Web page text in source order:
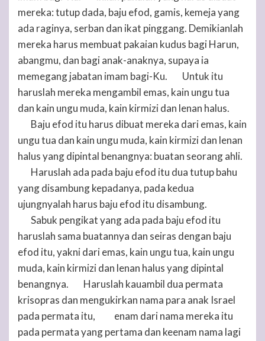
mereka: tutup dada, baju efod, gamis, kemeja yang
ada raginya, serban dan ikat pinggang. Demikianlah
mereka harus membuat pakaian kudus bagi Harun,
abangmu, dan bagi anak-anaknya, supaya ia
memegang jabatan imam bagi-Ku.
Untuk itu
haruslah mereka mengambil emas, kain ungu tua
dan kain ungu muda, kain kirmizi dan lenan halus.
Baju efod itu harus dibuat mereka dari emas, kain
ungu tua dan kain ungu muda, kain kirmizi dan lenan
halus yang dipintal benangnya: buatan seorang ahli.
Haruslah ada pada baju efod itu dua tutup bahu
yang disambung kepadanya, pada kedua
ujungnyalah harus baju efod itu disambung.
Sabuk pengikat yang ada pada baju efod itu
haruslah sama buatannya dan seiras dengan baju
efod itu, yakni dari emas, kain ungu tua, kain ungu
muda, kain kirmizi dan lenan halus yang dipintal
benangnya.
Haruslah kauambil dua permata
krisopras dan mengukirkan nama para anak Israel
pada permata itu,
enam dari nama mereka itu
pada permata yang pertama dan keenam nama lagi